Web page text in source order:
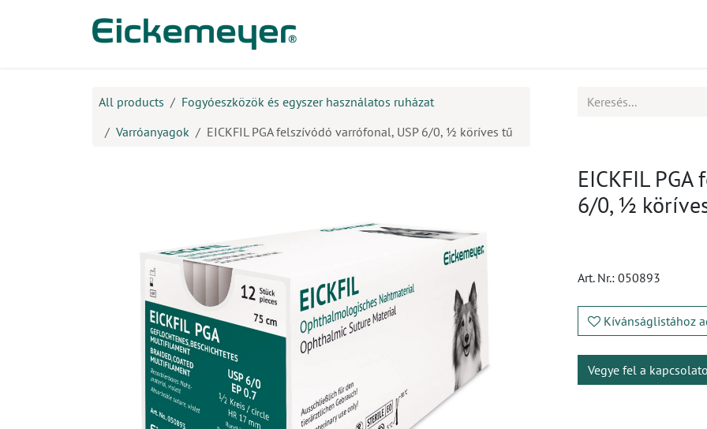
All products
Fogyóeszközök és egyszer használatos ruházat
Varróanyagok
EICKFIL PGA felszívódó varrófonal, USP 6/0, ½ köríves tű
EICKFIL
6/0, ½
Art. Nr.: 050893
Kívánságlistához
Vegye fel a